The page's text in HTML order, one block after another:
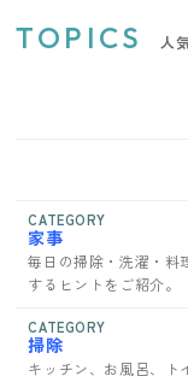
TOPICS 人
CATEGORY
家事
毎日の掃除・洗濯・料
するヒントをご紹介。
CATEGORY
掃除
キッチン、お風呂、ト